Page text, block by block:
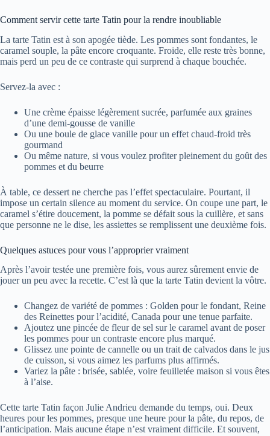
Comment servir cette tarte Tatin pour la rendre inoubliable
La tarte Tatin est à son apogée tiède. Les pommes sont fondantes, le
caramel souple, la pâte encore croquante. Froide, elle reste très bonne,
mais perd un peu de ce contraste qui surprend à chaque bouchée.
Servez-la avec :
Une crème épaisse légèrement sucrée, parfumée aux graines
d’une demi-gousse de vanille
Ou une boule de glace vanille pour un effet chaud-froid très
gourmand
Ou même nature, si vous voulez profiter pleinement du goût des
pommes et du beurre
À table, ce dessert ne cherche pas l’effet spectaculaire. Pourtant, il
impose un certain silence au moment du service. On coupe une part, le
caramel s’étire doucement, la pomme se défait sous la cuillère, et sans
que personne ne le dise, les assiettes se remplissent une deuxième fois.
Quelques astuces pour vous l’approprier vraiment
Après l’avoir testée une première fois, vous aurez sûrement envie de
jouer un peu avec la recette. C’est là que la tarte Tatin devient la vôtre.
Changez de variété de pommes : Golden pour le fondant, Reine
des Reinettes pour l’acidité, Canada pour une tenue parfaite.
Ajoutez une pincée de fleur de sel sur le caramel avant de poser
les pommes pour un contraste encore plus marqué.
Glissez une pointe de cannelle ou un trait de calvados dans le jus
de cuisson, si vous aimez les parfums plus affirmés.
Variez la pâte : brisée, sablée, voire feuilletée maison si vous êtes
à l’aise.
Cette tarte Tatin façon Julie Andrieu demande du temps, oui. Deux
heures pour les pommes, presque une heure pour la pâte, du repos, de
l’anticipation. Mais aucune étape n’est vraiment difficile. Et souvent,